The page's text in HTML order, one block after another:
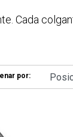
Cada
por: